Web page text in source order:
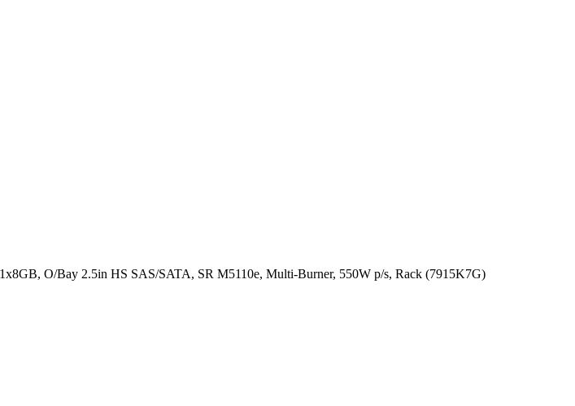
O/Bay 2.5in HS SAS/SATA, SR M5110e, Multi-Burner, 550W p/s, Rack (7915K7G)